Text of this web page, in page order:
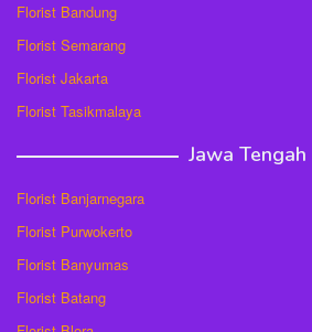
Florist Bandung
Florist Semarang
Florist Jakarta
Florist Tasikmalaya
Jawa Tengah
Florist Banjarnegara
Florist Purwokerto
Florist Banyumas
Florist Batang